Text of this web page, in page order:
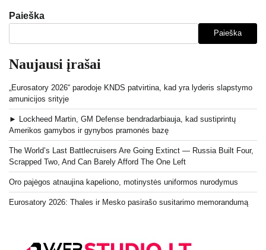
Paieška
Paieška
Naujausi įrašai
„Eurosatory 2026“ parodoje KNDS patvirtina, kad yra lyderis slapstymo
amunicijos srityje
► Lockheed Martin, GM Defense bendradarbiauja, kad sustiprintų
Amerikos gamybos ir gynybos pramonės bazę
The World’s Last Battlecruisers Are Going Extinct — Russia Built Four,
Scrapped Two, And Can Barely Afford The One Left
Oro pajėgos atnaujina kapeliono, motinystės uniformos nurodymus
Eurosatory 2026: Thales ir Mesko pasirašo susitarimo memorandumą